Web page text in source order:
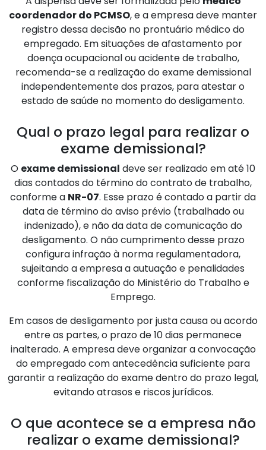
coordenador do PCMSO, e a empresa deve manter
registro dessa decisão no prontuário médico do
empregado. Em situações de afastamento por
doença ocupacional ou acidente de trabalho,
recomenda-se a realização do exame demissional
independentemente dos prazos, para atestar o
estado de saúde no momento do desligamento.
Qual o prazo legal para realizar o
exame demissional?
O exame demissional deve ser realizado em até 10
dias contados do término do contrato de trabalho,
conforme a NR-07. Esse prazo é contado a partir da
data de término do aviso prévio (trabalhado ou
indenizado), e não da data de comunicação do
desligamento. O não cumprimento desse prazo
configura infração à norma regulamentadora,
sujeitando a empresa a autuação e penalidades
conforme fiscalização do Ministério do Trabalho e
Emprego.
Em casos de desligamento por justa causa ou acordo
entre as partes, o prazo de 10 dias permanece
inalterado. A empresa deve organizar a convocação
do empregado com antecedência suficiente para
garantir a realização do exame dentro do prazo legal,
evitando atrasos e riscos jurídicos.
O que acontece se a empresa não
realizar o exame demissional?